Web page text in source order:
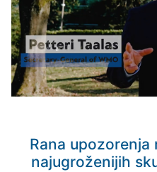
Rana
najugroženijih